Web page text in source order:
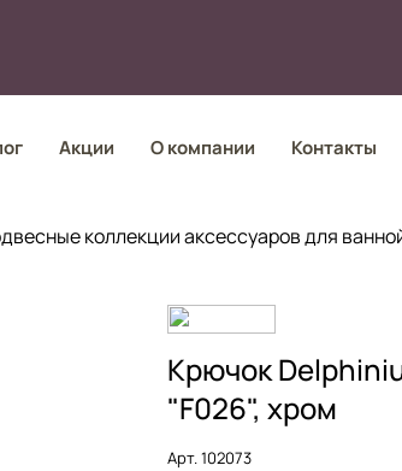
Акции О компании Контакты
коллекции аксессуаров для
Крючок
"F026", хром
Арт.102073